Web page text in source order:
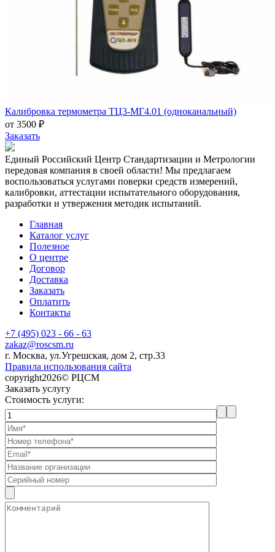
Калибровка термометра ТЦ3-МГ4.01 (одноканальный)
от 3500 ₽
Заказать
Единый Российский Центр Стандартизации и Метрологии
передовая компания в своей области! Мы предлагаем
воспользоваться услугами поверки средств измерений,
калибровки, аттестации испытательного оборудования,
разработки и утвержения методик испытаний.
Главная
Каталог услуг
Полезное
О центре
Договор
Доставка
Заказать
Оплатить
Контакты
+7 (495) 023 - 66 - 63
zakaz@roscsm.ru
г. Москва, ул.Угрешская, дом 2, стр.33
Правила использования сайта
copyright2026© РЦСМ
Заказать услугу
Стоимость услуги: